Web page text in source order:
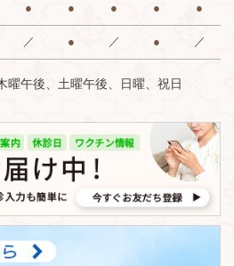
● ● ● ● ●
／ ● ／ ● ／
曜午後、土曜午後、日曜、祝日